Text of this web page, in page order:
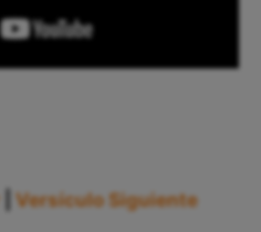
Versículo Siguiente